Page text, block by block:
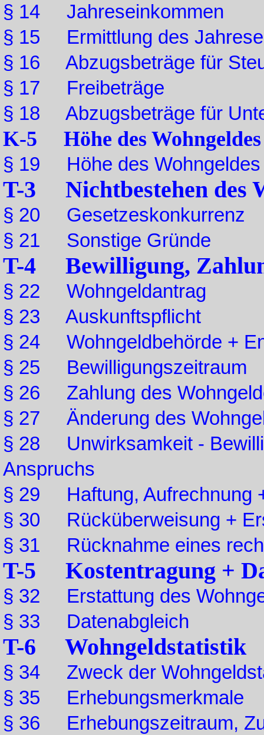
§ 14 Jahreseinkommen
§ 15 Ermittlung des
§ 16 Abzugsbeträge für
§ 17 Freibeträge
§ 18 Abzugsbeträge für
K-5 Höhe des Wohngeldes
§ 19 Höhe des Wohngeldes
T-3 Nichtbestehen des
§ 20 Gesetzeskonkurrenz
§ 21 Sonstige Gründe
T-4 Bewilligung,
§ 22 Wohngeldantrag
§ 23 Auskunftspflicht
§ 24 Wohngeldbehörde +
§ 25 Bewilligungszeitraum
§ 26 Zahlung des
§ 27 Änderung des
§ 28 Unwirksamkeit -
Anspruchs
§ 29 Haftung, Aufrechnung
§ 30 Rücküberweisung +
§ 31 Rücknahme eines
T-5 Kostentragung +
§ 32 Erstattung des
§ 33 Datenabgleich
T-6 Wohngeldstatistik
§ 34 Zweck der
§ 35 Erhebungsmerkmale
§ 36 Erhebungszeitraum,